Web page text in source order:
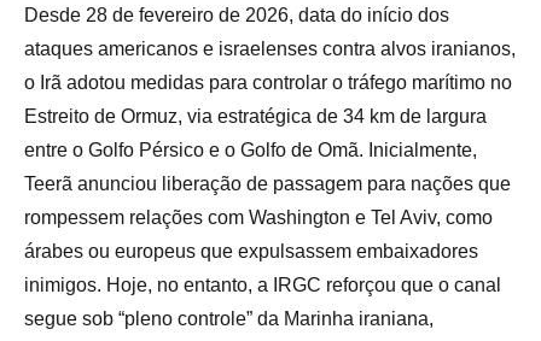
Desde 28 de fevereiro de 2026, data do início dos
ataques americanos e israelenses contra alvos iranianos,
o Irã adotou medidas para controlar o tráfego marítimo no
Estreito de Ormuz, via estratégica de 34 km de largura
entre o Golfo Pérsico e o Golfo de Omã. Inicialmente,
Teerã anunciou liberação de passagem para nações que
rompessem relações com Washington e Tel Aviv, como
árabes ou europeus que expulsassem embaixadores
inimigos. Hoje, no entanto, a IRGC reforçou que o canal
segue sob “pleno controle” da Marinha iraniana,